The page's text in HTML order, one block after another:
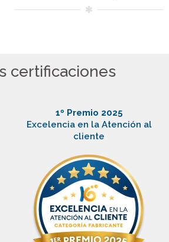
certificaciones
1º Premio 2025
Excelencia en la Atención al
cliente